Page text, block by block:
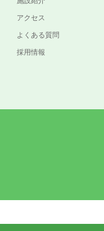
アクセス
よくある質問
採用情報